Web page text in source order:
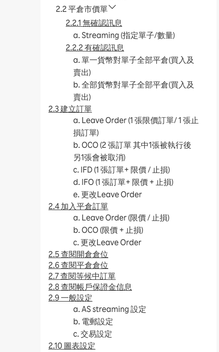
2.2 平倉市價單
2.2.1 無確認訊息
a. Streaming (指定單子/數量)
2.2.2 有確認訊息
a. 單一貨幣對單子全部平倉(買入及
賣出)
b. 全部貨幣對單子全部平倉(買入及
賣出)
2.3 建立訂單
a. Leave Order (1 張限價訂單/ 1 張止
損訂單)
b. OCO (2 張訂單 其中1張被執行後
另1張會被取消)
c. IFD (1 張訂單+ 限價 / 止損)
d. IFO (1 張訂單+ 限價 + 止損)
e. 更改Leave Order
2.4 加入平倉訂單
a. Leave Order (限價 / 止損)
b. OCO (限價 + 止損)
c. 更改Leave Order
2.5 查閱開倉倉位
2.6 查閱平倉倉位
2.7 查閱等候中訂單
2.8 查閱帳戶保證金信息
2.9 一般設定
a. AS streaming 設定
b. 電郵設定
c. 交易設定
2.10 圖表設定